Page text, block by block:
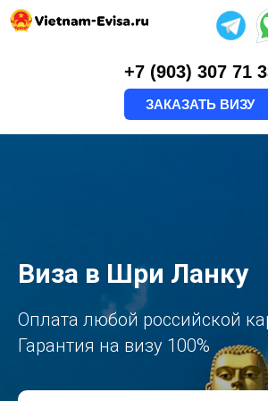
+7 (903) 307 71
ЗАКАЗАТЬ ВИЗУ
Виза в Шри Ланку
Оплата любой российской
Гарантия на визу 100%